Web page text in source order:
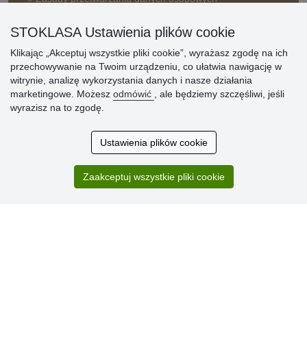
» Reklamacje
» Dlaczego należy się zarejestrować?
» Najczęściej zadawane pytania
Zakup przebiegł sprawnie. Jestem
zadowolona. Polecam.
STOKLASA Ustawienia plików cookie
Klikając „Akceptuj wszystkie pliki cookie”, wyrażasz zgodę na ich
przechowywanie na Twoim urządzeniu, co ułatwia nawigację w
witrynie, analizę wykorzystania danych i nasze działania
marketingowe. Możesz odmówić
, ale będziemy szczęśliwi, jeśli
wyrazisz na to zgodę.
Ustawienia plików cookie
Zaakceptuj wszystkie pliki cookie